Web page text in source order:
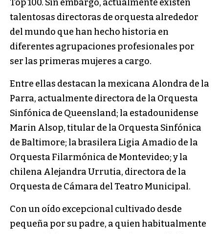
Top 100. Sin embargo, actualmente existen
talentosas directoras de orquesta alrededor
del mundo que han hecho historia en
diferentes agrupaciones profesionales por
ser las primeras mujeres a cargo.
Entre ellas destacan la mexicana Alondra de la
Parra, actualmente directora de la Orquesta
Sinfónica de Queensland; la estadounidense
Marin Alsop, titular de la Orquesta Sinfónica
de Baltimore; la brasilera Ligia Amadio de la
Orquesta Filarmónica de Montevideo; y la
chilena Alejandra Urrutia, directora de la
Orquesta de Cámara del Teatro Municipal.
Con un oído excepcional cultivado desde
pequeña por su padre, a quien habitualmente